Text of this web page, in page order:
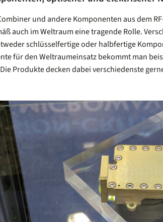
und andere Komponenten aus dem
auch im Weltraum eine tragende Rolle.
schlüsselfertige oder halbfertige
für den Weltraumeinsatz bekommt man
Produkte decken dabei verschiedenste